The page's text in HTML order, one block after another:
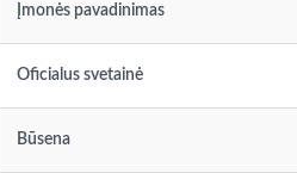
Įmonės pavadinimas
Oficialus svetainė
Būsena